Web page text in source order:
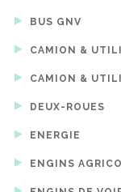
BUS GNV
CAMION &
CAMION &
DEUX-ROUES
ENERGIE
ENGINS